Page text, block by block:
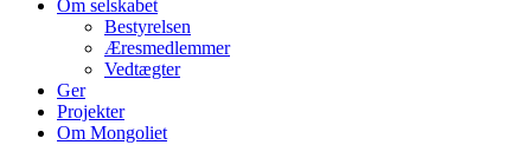
Om selskabet
Bestyrelsen
Æresmedlemmer
Vedtægter
Ger
Projekter
Om Mongoliet